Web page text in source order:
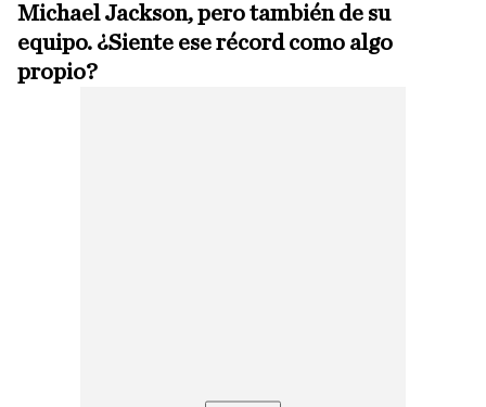
Michael Jackson, pero también de su
equipo. ¿Siente ese récord como algo
propio?